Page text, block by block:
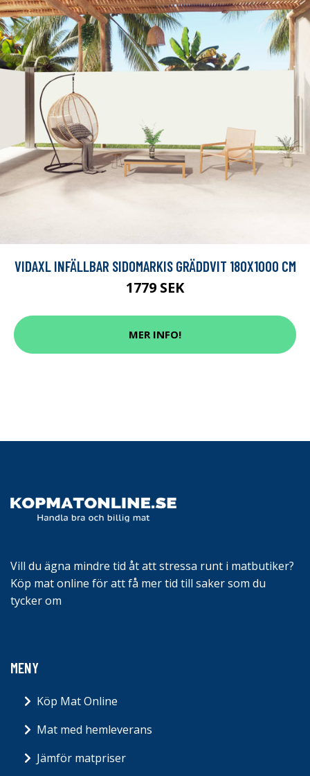
VIDAXL INFÄLLBAR SIDOMARKIS GRÄDDVIT 180X1000 CM
1779 SEK
MER INFO!
Vill du ägna mindre tid åt att stressa runt i matbutiker?
Köp mat online för att få mer tid till saker som du
tycker om
MENY
Köp Mat Online
Mat med hemleverans
Jämför matpriser